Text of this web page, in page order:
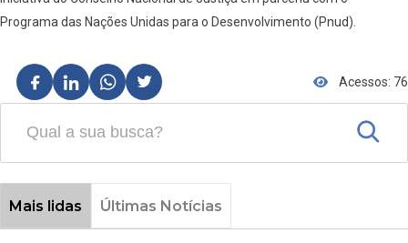
Programa das Nações Unidas para o Desenvolvimento (Pnud).
Acessos: 76
Mais lidas Últimas Notícias